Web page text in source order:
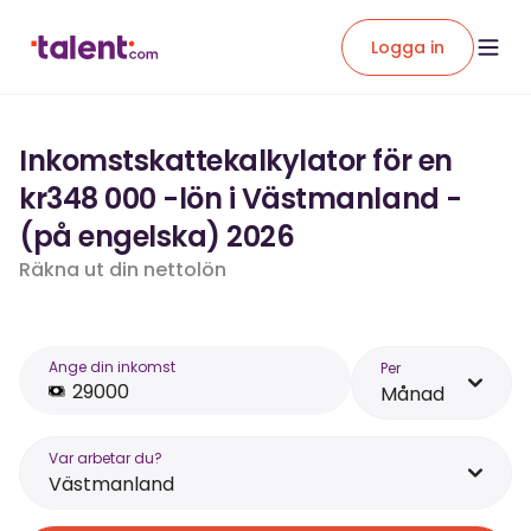
Logga in
Inkomstskattekalkylator för en
kr348 000 -lön i Västmanland -
(på engelska) 2026
Räkna ut din nettolön
Ange din inkomst Per
Månad
Var arbetar du?
Västmanland